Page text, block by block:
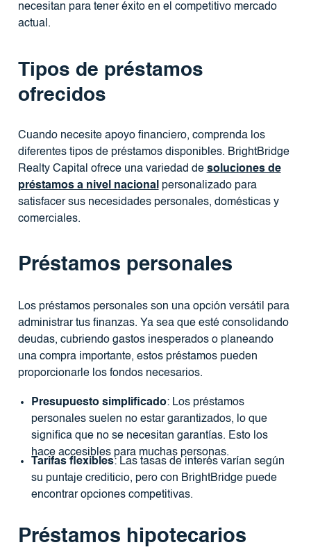
necesitan para tener éxito en el competitivo mercado
actual.
Tipos de préstamos
ofrecidos
Cuando necesite apoyo financiero, comprenda los
diferentes tipos de préstamos disponibles. BrightBridge
Realty Capital ofrece una variedad de soluciones de
préstamos a nivel nacional personalizado para
satisfacer sus necesidades personales, domésticas y
comerciales.
Préstamos personales
Los préstamos personales son una opción versátil para
administrar tus finanzas. Ya sea que esté consolidando
deudas, cubriendo gastos inesperados o planeando
una compra importante, estos préstamos pueden
proporcionarle los fondos necesarios.
Presupuesto simplificado: Los préstamos
personales suelen no estar garantizados, lo que
significa que no se necesitan garantías. Esto los
hace accesibles para muchas personas.
Tarifas flexibles: Las tasas de interés varían según
su puntaje crediticio, pero con BrightBridge puede
encontrar opciones competitivas.
Préstamos hipotecarios